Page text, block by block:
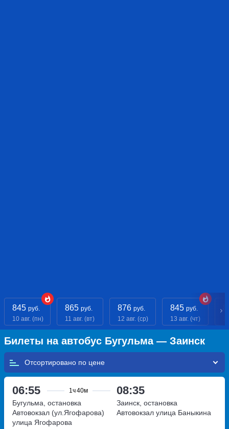
845 руб.
10 авг. (пн)
865 руб.
11 авг. (вт)
876 руб.
12 авг. (ср)
845 руб.
13 авг. (чт)
Билеты на автобус Бугульма — Заинск
Отсортировано по
06:55 1ч40м 08:35
Бугульма, остановка
Автовокзал (ул.Ягофарова)
улица Ягофарова
Заинск, остановка
Автовокзал улица Баныкина